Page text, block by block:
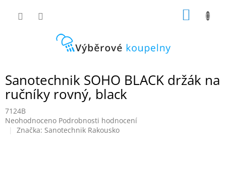
Sanotechnik SOHO BLACK držák na
ručníky rovný, black
7124B
Průměrné
hodnocení
Neohodnoceno Podrobnosti hodnocení
Značka: Sanotechnik Rakousko